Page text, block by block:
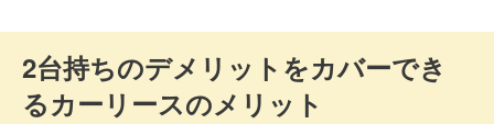
2台持ちのデメリットをカバーでき
るカーリースのメリット